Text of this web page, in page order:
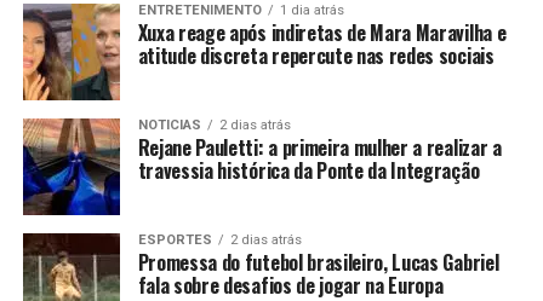
ENTRETENIMENTO 1 dia atrás
Xuxa reage após indiretas de Mara Maravilha e
atitude discreta repercute nas redes sociais
NOTICIAS 2 dias atrás
Rejane Pauletti: a primeira mulher a realizar a
travessia histórica da Ponte da Integração
ESPORTES 2 dias atrás
Promessa do futebol brasileiro, Lucas Gabriel
fala sobre desafios de jogar na Europa